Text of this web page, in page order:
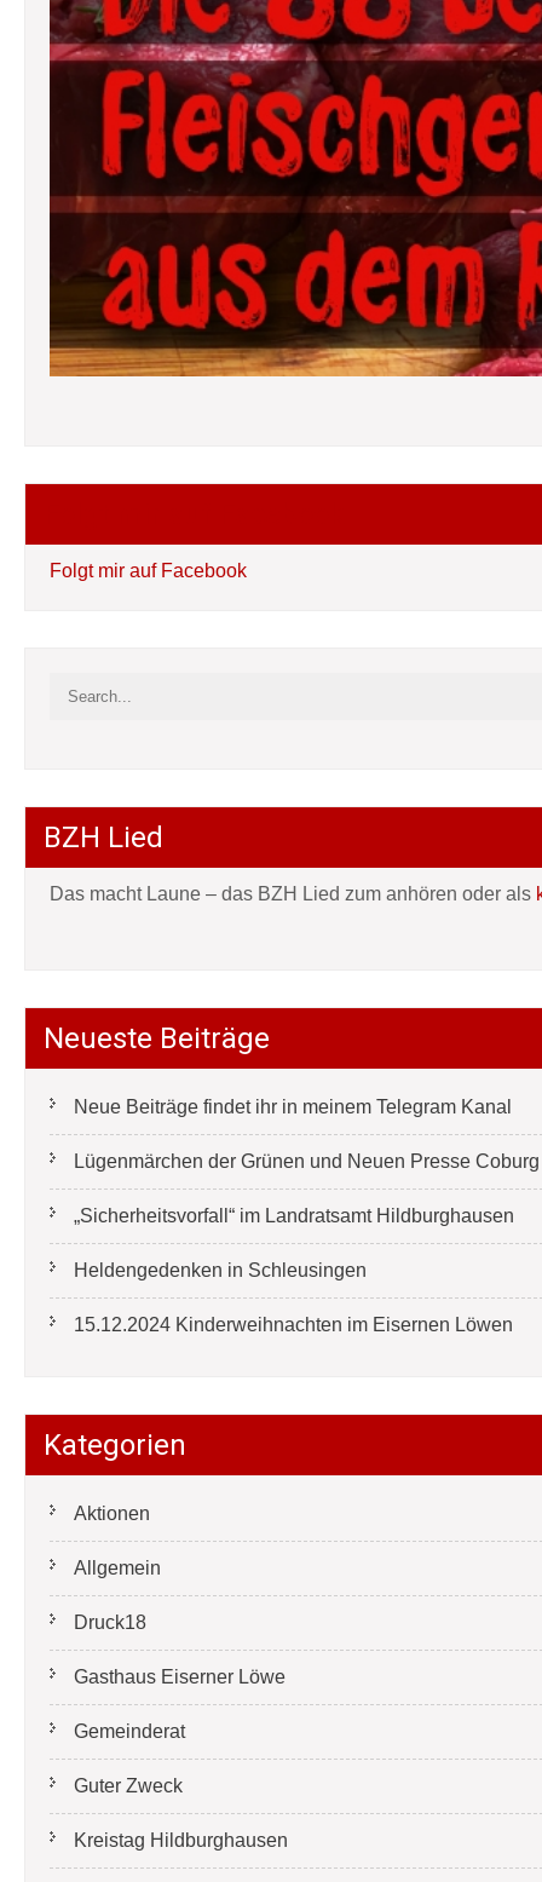
Folgt mir auf Facebook
BZH Lied
Das macht Laune – das BZH Lied zum anhören oder als
Neueste Beiträge
Neue Beiträge findet ihr in meinem Telegram Kanal
Lügenmärchen der Grünen und Neuen Presse
„Sicherheitsvorfall“ im Landratsamt Hildburghausen
Heldengedenken in Schleusingen
15.12.2024 Kinderweihnachten im Eisernen Löwen
Kategorien
Aktionen
Allgemein
Druck18
Gasthaus Eiserner Löwe
Gemeinderat
Guter Zweck
Kreistag Hildburghausen